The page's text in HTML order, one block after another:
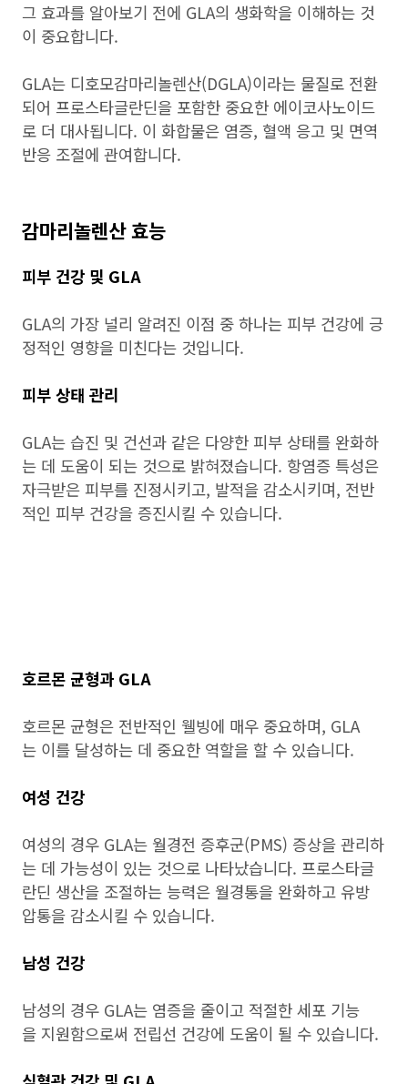
그 효과를 알아보기 전에 GLA의 생화학을 이해하는 것
이 중요합니다.
GLA는 디호모감마리놀렌산(DGLA)이라는 물질로 전환
되어 프로스타글란딘을 포함한 중요한 에이코사노이드
로 더 대사됩니다. 이 화합물은 염증, 혈액 응고 및 면역
반응 조절에 관여합니다.
감마리놀렌산 효능
피부 건강 및 GLA
GLA의 가장 널리 알려진 이점 중 하나는 피부 건강에 긍
정적인 영향을 미친다는 것입니다.
피부 상태 관리
GLA는 습진 및 건선과 같은 다양한 피부 상태를 완화하
는 데 도움이 되는 것으로 밝혀졌습니다. 항염증 특성은
자극받은 피부를 진정시키고, 발적을 감소시키며, 전반
적인 피부 건강을 증진시킬 수 있습니다.
호르몬 균형과 GLA
호르몬 균형은 전반적인 웰빙에 매우 중요하며, GLA
는 이를 달성하는 데 중요한 역할을 할 수 있습니다.
여성 건강
여성의 경우 GLA는 월경전 증후군(PMS) 증상을 관리하
는 데 가능성이 있는 것으로 나타났습니다. 프로스타글
란딘 생산을 조절하는 능력은 월경통을 완화하고 유방
압통을 감소시킬 수 있습니다.
남성 건강
남성의 경우 GLA는 염증을 줄이고 적절한 세포 기능
을 지원함으로써 전립선 건강에 도움이 될 수 있습니다.